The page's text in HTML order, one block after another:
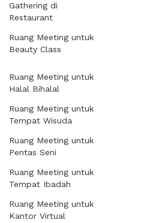
Gathering di
Restaurant
Ruang Meeting untuk
Beauty Class
Ruang Meeting untuk
Halal Bihalal
Ruang Meeting untuk
Tempat Wisuda
Ruang Meeting untuk
Pentas Seni
Ruang Meeting untuk
Tempat Ibadah
Ruang Meeting untuk
Kantor Virtual